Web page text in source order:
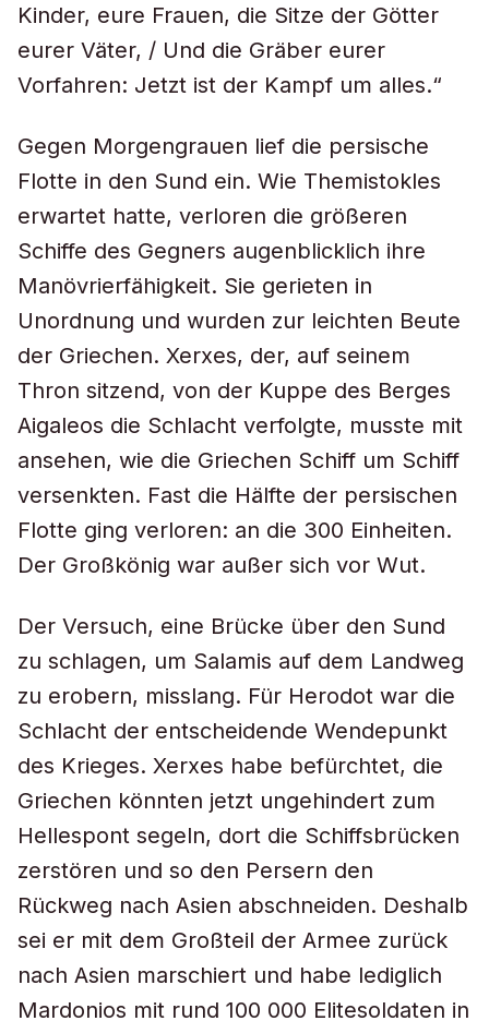
Kinder, eure Frauen, die Sitze der Götter
eurer Väter, / Und die Gräber eurer
Vorfahren: Jetzt ist der Kampf um alles.“
Gegen Morgengrauen lief die persische
Flotte in den Sund ein. Wie Themistokles
erwartet hatte, verloren die größeren
Schiffe des Gegners augenblicklich ihre
Manövrierfähigkeit. Sie gerieten in
Unordnung und wurden zur leichten Beute
der Griechen. Xerxes, der, auf seinem
Thron sitzend, von der Kuppe des Berges
Aigaleos die Schlacht verfolgte, musste mit
ansehen, wie die Griechen Schiff um Schiff
versenkten. Fast die Hälfte der persischen
Flotte ging verloren: an die 300 Einheiten.
Der Großkönig war außer sich vor Wut.
Der Versuch, eine Brücke über den Sund
zu schlagen, um Salamis auf dem Landweg
zu erobern, misslang. Für Herodot war die
Schlacht der entscheidende Wendepunkt
des Krieges. Xerxes habe befürchtet, die
Griechen könnten jetzt ungehindert zum
Hellespont segeln, dort die Schiffsbrücken
zerstören und so den Persern den
Rückweg nach Asien abschneiden. Deshalb
sei er mit dem Großteil der Armee zurück
nach Asien marschiert und habe lediglich
Mardonios mit rund 100 000 Elitesoldaten in